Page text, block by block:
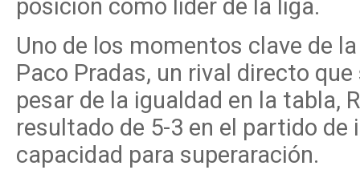
posición como líder de la liga.
Uno de los momentos clave de
Paco Pradas, un rival directo
pesar de la igualdad en la tabla,
resultado de 5-3 en el partido
capacidad para superaración.